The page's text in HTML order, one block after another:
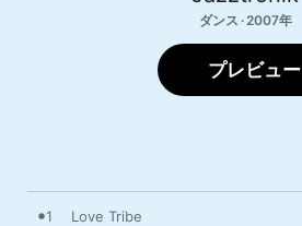
ダンス · 2007年
プレビュー
1 Love Tribe